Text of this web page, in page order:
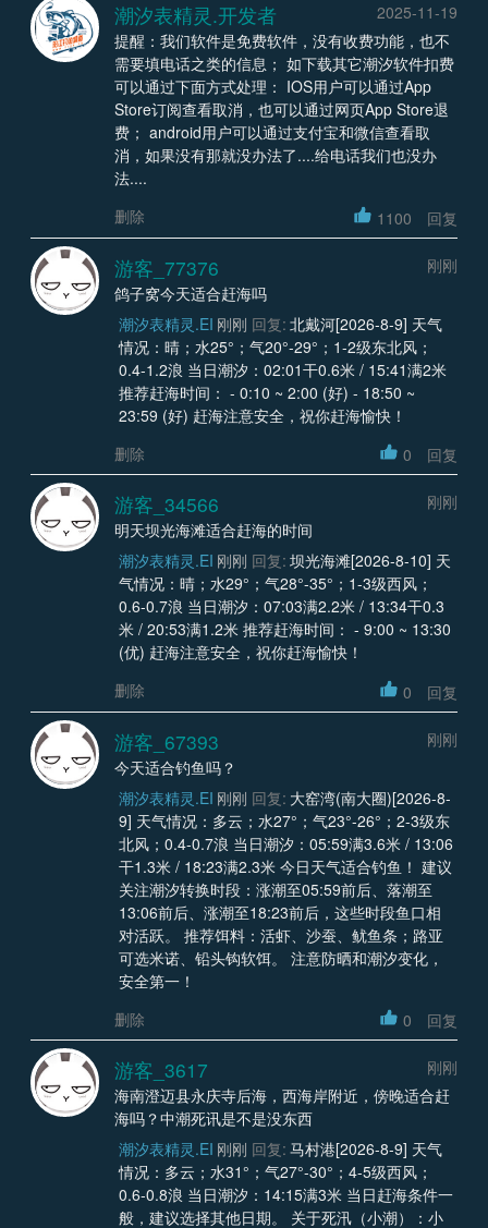
潮汐表精灵.开发者
2025-11-19
提醒：我们软件是免费软件，没有收费功能，也不
需要填电话之类的信息； 如下载其它潮汐软件扣费
可以通过下面方式处理： IOS用户可以通过App
Store订阅查看取消，也可以通过网页App Store退
费； android用户可以通过支付宝和微信查看取
消，如果没有那就没办法了....给电话我们也没办
法....
删除
1100 回复
游客_77376
刚刚
鸽子窝今天适合赶海吗
潮汐表精灵.EI 刚刚 回复: 北戴河[2026-8-9] 天气
情况：晴；水25°；气20°-29°；1-2级东北风；
0.4-1.2浪 当日潮汐：02:01干0.6米 / 15:41满2米
推荐赶海时间： - 0:10 ~ 2:00 (好) - 18:50 ~
23:59 (好) 赶海注意安全，祝你赶海愉快！
删除
0 回复
游客_34566
刚刚
明天坝光海滩适合赶海的时间
潮汐表精灵.EI 刚刚 回复: 坝光海滩[2026-8-10] 天
气情况：晴；水29°；气28°-35°；1-3级西风；
0.6-0.7浪 当日潮汐：07:03满2.2米 / 13:34干0.3
米 / 20:53满1.2米 推荐赶海时间： - 9:00 ~ 13:30
(优) 赶海注意安全，祝你赶海愉快！
删除
0 回复
游客_67393
刚刚
今天适合钓鱼吗？
潮汐表精灵.EI 刚刚 回复: 大窑湾(南大圈)[2026-8-
9] 天气情况：多云；水27°；气23°-26°；2-3级东
北风；0.4-0.7浪 当日潮汐：05:59满3.6米 / 13:06
干1.3米 / 18:23满2.3米 今日天气适合钓鱼！ 建议
关注潮汐转换时段：涨潮至05:59前后、落潮至
13:06前后、涨潮至18:23前后，这些时段鱼口相
对活跃。 推荐饵料：活虾、沙蚕、鱿鱼条；路亚
可选米诺、铅头钩软饵。 注意防晒和潮汐变化，
安全第一！
删除
0 回复
游客_3617
刚刚
海南澄迈县永庆寺后海，西海岸附近，傍晚适合赶
海吗？中潮死讯是不是没东西
潮汐表精灵.EI 刚刚 回复: 马村港[2026-8-9] 天气
情况：多云；水31°；气27°-30°；4-5级西风；
0.6-0.8浪 当日潮汐：14:15满3米 当日赶海条件一
般，建议选择其他日期。 关于死汛（小潮）：小